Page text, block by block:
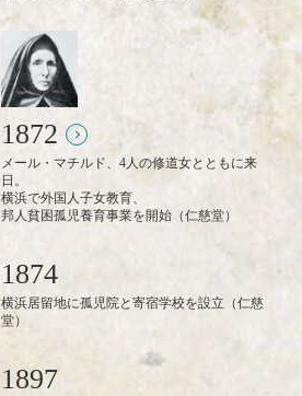
1872
メール・マチルド、4人の修道女とともに来
日。
横浜で外国人子女教育、
邦人貧困孤児養育事業を開始（仁慈堂）
1874
横浜居留地に孤児院と寄宿学校を設立（仁慈
堂）
1897